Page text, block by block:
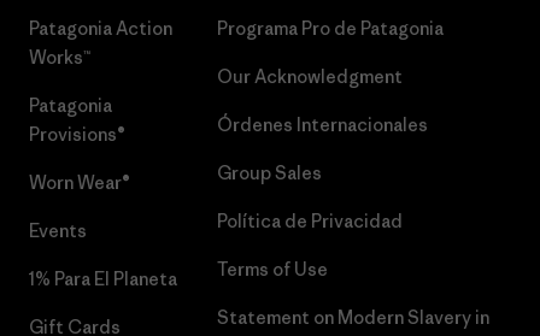
Patagonia Action
Works™
Patagonia
Provisions®
Worn Wear®
Events
1% Para El Planeta
Gift Cards
Programa Pro de Patagonia
Our Acknowledgment
Órdenes Internacionales
Group Sales
Política de Privacidad
Terms of Use
Statement on Modern Slavery in